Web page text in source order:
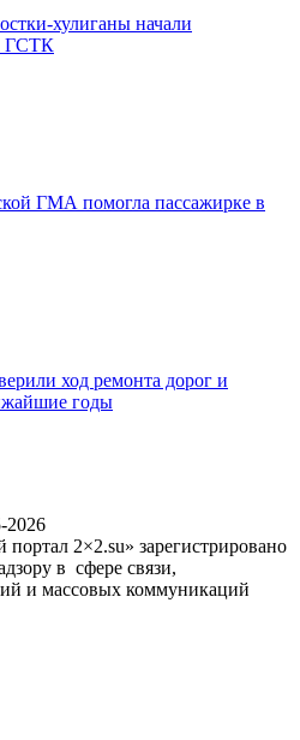
хулиганы начали
ГСТК
ГМА помогла пассажирке в
ход ремонта дорог и
годы
2×2.su» зарегистрировано
в сфере связи,
и массовых коммуникаций